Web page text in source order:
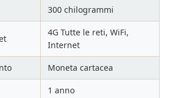
300 chilogrammi
4G Tutte le reti, WiFi,
Internet
Moneta cartacea
1 anno